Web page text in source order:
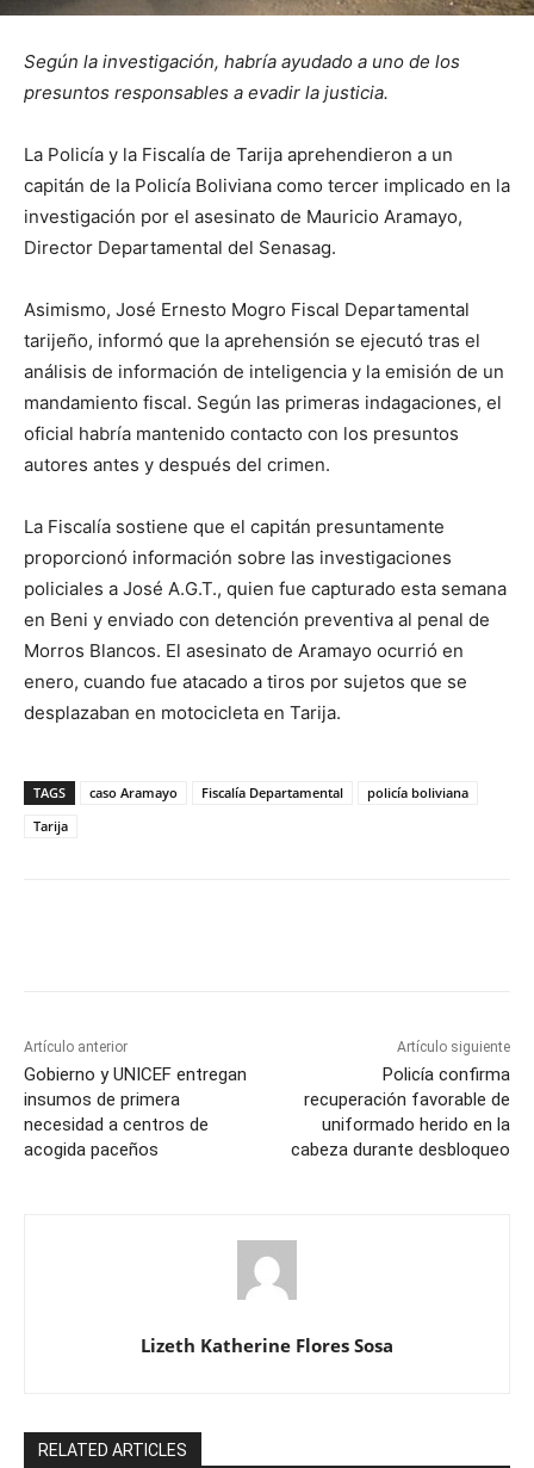
Según la investigación, habría ayudado a uno de los
presuntos responsables a evadir la justicia.
La Policía y la Fiscalía de Tarija aprehendieron a un
capitán de la Policía Boliviana como tercer implicado en la
investigación por el asesinato de Mauricio Aramayo,
Director Departamental del Senasag.
Asimismo, José Ernesto Mogro Fiscal Departamental
tarijeño, informó que la aprehensión se ejecutó tras el
análisis de información de inteligencia y la emisión de un
mandamiento fiscal. Según las primeras indagaciones, el
oficial habría mantenido contacto con los presuntos
autores antes y después del crimen.
La Fiscalía sostiene que el capitán presuntamente
proporcionó información sobre las investigaciones
policiales a José A.G.T., quien fue capturado esta semana
en Beni y enviado con detención preventiva al penal de
Morros Blancos. El asesinato de Aramayo ocurrió en
enero, cuando fue atacado a tiros por sujetos que se
desplazaban en motocicleta en Tarija.
TAGS caso Aramayo Fiscalía Departamental
policía boliviana
Tarija
Artículo anterior
Gobierno y UNICEF entregan
insumos de primera
necesidad a centros de
acogida paceños
Artículo siguiente
Policía confirma
recuperación favorable de
uniformado herido en la
cabeza durante desbloqueo
Lizeth Katherine Flores Sosa
RELATED ARTICLES